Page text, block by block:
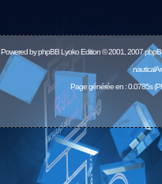
Powered byphpBBLyoko Edition © 2001, 2007
Page générée en : 0.0785s